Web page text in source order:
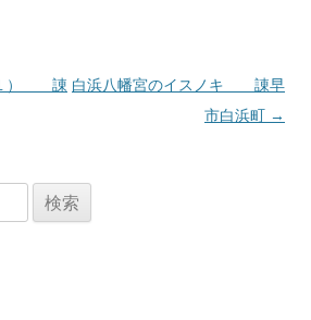
１） 諌 白浜八幡宮のイスノキ 諌早
市白浜町 →